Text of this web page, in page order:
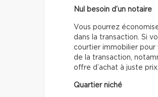
Nul besoin d’un notaire
Vous pourrez
dans la transaction. Si
courtier immobilier pour
de la transaction,
offre d’achat à juste prix.
Quartier niché